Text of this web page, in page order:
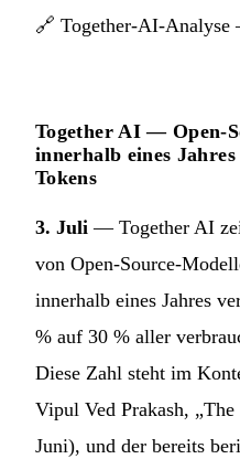
🔗 Together-AI-
Together AI — Open-
innerhalb eines
Tokens
3. Juli — Together AI
von Open-Source-
innerhalb eines Jahres
% auf 30 % aller
Diese Zahl steht im
Vipul Ved Prakash,
Juni), und der bereits